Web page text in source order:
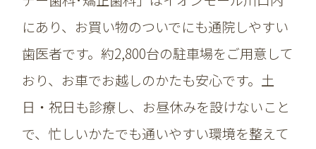
にあり、お買い物のついでにも通院しやすい
歯医者です。約2,800台の駐車場をご用意して
おり、お車でお越しのかたも安心です。土
日・祝日も診療し、お昼休みを設けないこと
で、忙しいかたでも通いやすい環境を整えて